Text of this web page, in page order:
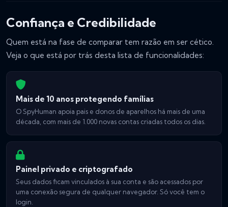
Confiança e Credibilidade
Quem está na fase de comparar tem razão em ser cético.
Veja o que está por trás desta lista de funcionalidades:
Mais de 10 anos protegendo famílias
O SpyHuman apoia pais e donos de aparelhos há mais de uma
década, com mais de 1.000 novas contas criadas todos os dias.
Painel privado e criptografado
Seus dados ficam vinculados à sua conta e são acessados por
uma conexão segura de qualquer navegador. Só você tem o
login.